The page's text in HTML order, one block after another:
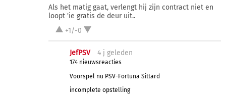
Als het matig gaat, verlengt hij zijn contract niet en
loopt 'ie gratis de deur uit..
+1/-0
JefPSV 4 j geleden
174 nieuwsreacties
Voorspel nu PSV-Fortuna Sittard
incomplete opstelling